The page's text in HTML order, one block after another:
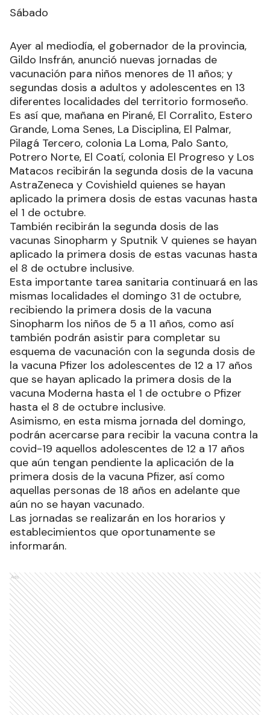
Sábado
Ayer al mediodía, el gobernador de la provincia,
Gildo Insfrán, anunció nuevas jornadas de
vacunación para niños menores de 11 años; y
segundas dosis a adultos y adolescentes en 13
diferentes localidades del territorio formoseño.
Es así que, mañana en Pirané, El Corralito, Estero
Grande, Loma Senes, La Disciplina, El Palmar,
Pilagá Tercero, colonia La Loma, Palo Santo,
Potrero Norte, El Coatí, colonia El Progreso y Los
Matacos recibirán la segunda dosis de la vacuna
AstraZeneca y Covishield quienes se hayan
aplicado la primera dosis de estas vacunas hasta
el 1 de octubre.
También recibirán la segunda dosis de las
vacunas Sinopharm y Sputnik V quienes se hayan
aplicado la primera dosis de estas vacunas hasta
el 8 de octubre inclusive.
Esta importante tarea sanitaria continuará en las
mismas localidades el domingo 31 de octubre,
recibiendo la primera dosis de la vacuna
Sinopharm los niños de 5 a 11 años, como así
también podrán asistir para completar su
esquema de vacunación con la segunda dosis de
la vacuna Pfizer los adolescentes de 12 a 17 años
que se hayan aplicado la primera dosis de la
vacuna Moderna hasta el 1 de octubre o Pfizer
hasta el 8 de octubre inclusive.
Asimismo, en esta misma jornada del domingo,
podrán acercarse para recibir la vacuna contra la
covid-19 aquellos adolescentes de 12 a 17 años
que aún tengan pendiente la aplicación de la
primera dosis de la vacuna Pfizer, así como
aquellas personas de 18 años en adelante que
aún no se hayan vacunado.
Las jornadas se realizarán en los horarios y
establecimientos que oportunamente se
informarán.
Ads